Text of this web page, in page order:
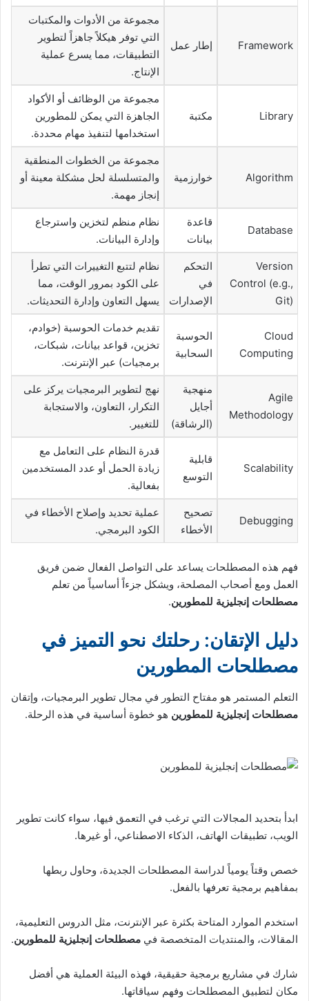
Framework إطار عمل
مجموعة من الأدوات والمكتبات
التي توفر هيكلاً جاهزاً لتطوير
التطبيقات، مما يسرع عملية
الإنتاج.
Library مكتبة
مجموعة من الوظائف أو الأكواد
الجاهزة التي يمكن للمطورين
استخدامها لتنفيذ مهام محددة.
Algorithm خوارزمية
مجموعة من الخطوات المنطقية
والمتسلسلة لحل مشكلة معينة أو
إنجاز مهمة.
Database
قاعدة
بيانات
نظام منظم لتخزين واسترجاع
وإدارة البيانات.
Version
Control (e.g.,
Git)
التحكم
في
الإصدارات
نظام لتتبع التغييرات التي تطرأ
على الكود بمرور الوقت، مما
يسهل التعاون وإدارة التحديثات.
Cloud
Computing
الحوسبة
السحابية
تقديم خدمات الحوسبة (خوادم،
تخزين، قواعد بيانات، شبكات،
برمجيات) عبر الإنترنت.
Agile
Methodology
منهجية
أجايل
(الرشاقة)
نهج لتطوير البرمجيات يركز على
التكرار، التعاون، والاستجابة
للتغيير.
Scalability
قابلية
التوسع
قدرة النظام على التعامل مع
زيادة الحمل أو عدد المستخدمين
بفعالية.
Debugging
تصحيح
الأخطاء
عملية تحديد وإصلاح الأخطاء في
الكود البرمجي.
فهم هذه المصطلحات يساعد على التواصل الفعال ضمن فريق
العمل ومع أصحاب المصلحة، ويشكل جزءاً أساسياً من تعلم
مصطلحات إنجليزية للمطورين.
دليل الإتقان: رحلتك نحو التميز في
مصطلحات المطورين
التعلم المستمر هو مفتاح التطور في مجال تطوير البرمجيات، وإتقان
مصطلحات إنجليزية للمطورين هو خطوة أساسية في هذه الرحلة.
ابدأ بتحديد المجالات التي ترغب في التعمق فيها، سواء كانت تطوير
الويب، تطبيقات الهاتف، الذكاء الاصطناعي، أو غيرها.
خصص وقتاً يومياً لدراسة المصطلحات الجديدة، وحاول ربطها
بمفاهيم برمجية تعرفها بالفعل.
استخدم الموارد المتاحة بكثرة عبر الإنترنت، مثل الدروس التعليمية،
المقالات، والمنتديات المتخصصة في مصطلحات إنجليزية للمطورين.
شارك في مشاريع برمجية حقيقية، فهذه البيئة العملية هي أفضل
مكان لتطبيق المصطلحات وفهم سياقاتها.